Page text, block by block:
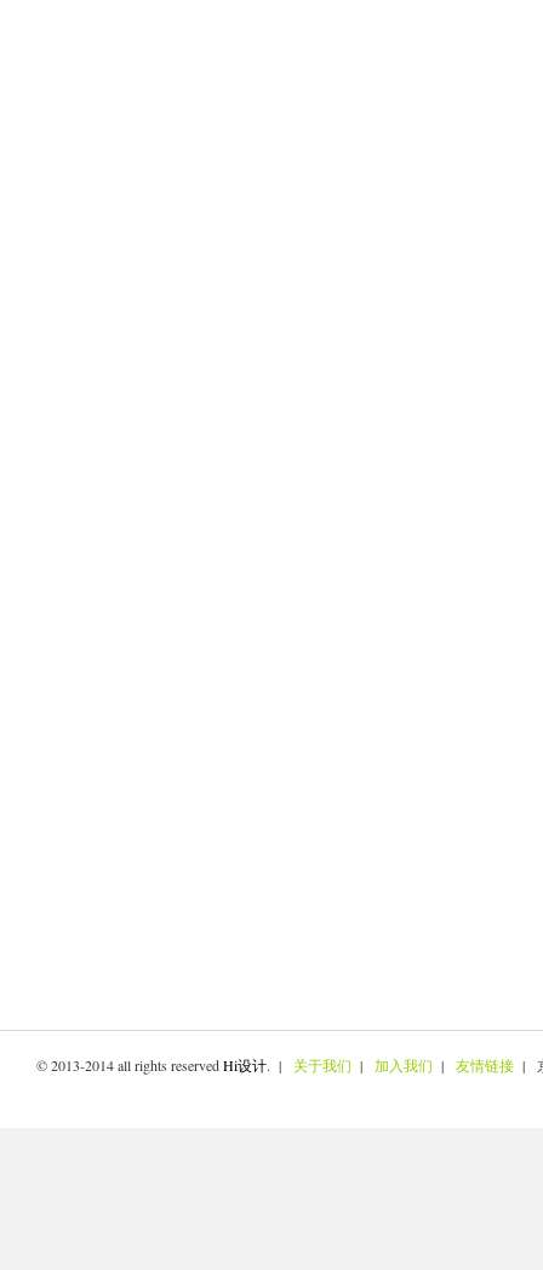
© 2013-2014 all rights reservedHi设计. | 关于我们 | 加入我们 | 友情链接 |